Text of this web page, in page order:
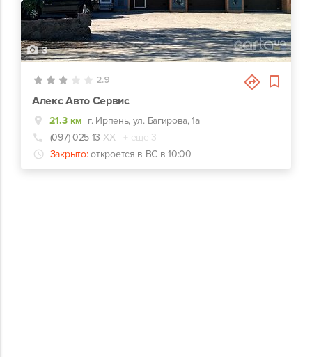
3
2.9
Алекс Авто Сервис
21.3 км г. Ирпень, ул. Багирова, 1а
(097) 025-13-ХХ
+ еще 3
Закрыто: откроется в ВС в 10:00